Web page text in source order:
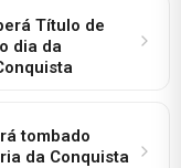
Título de
dia da
tombado
da Conquista